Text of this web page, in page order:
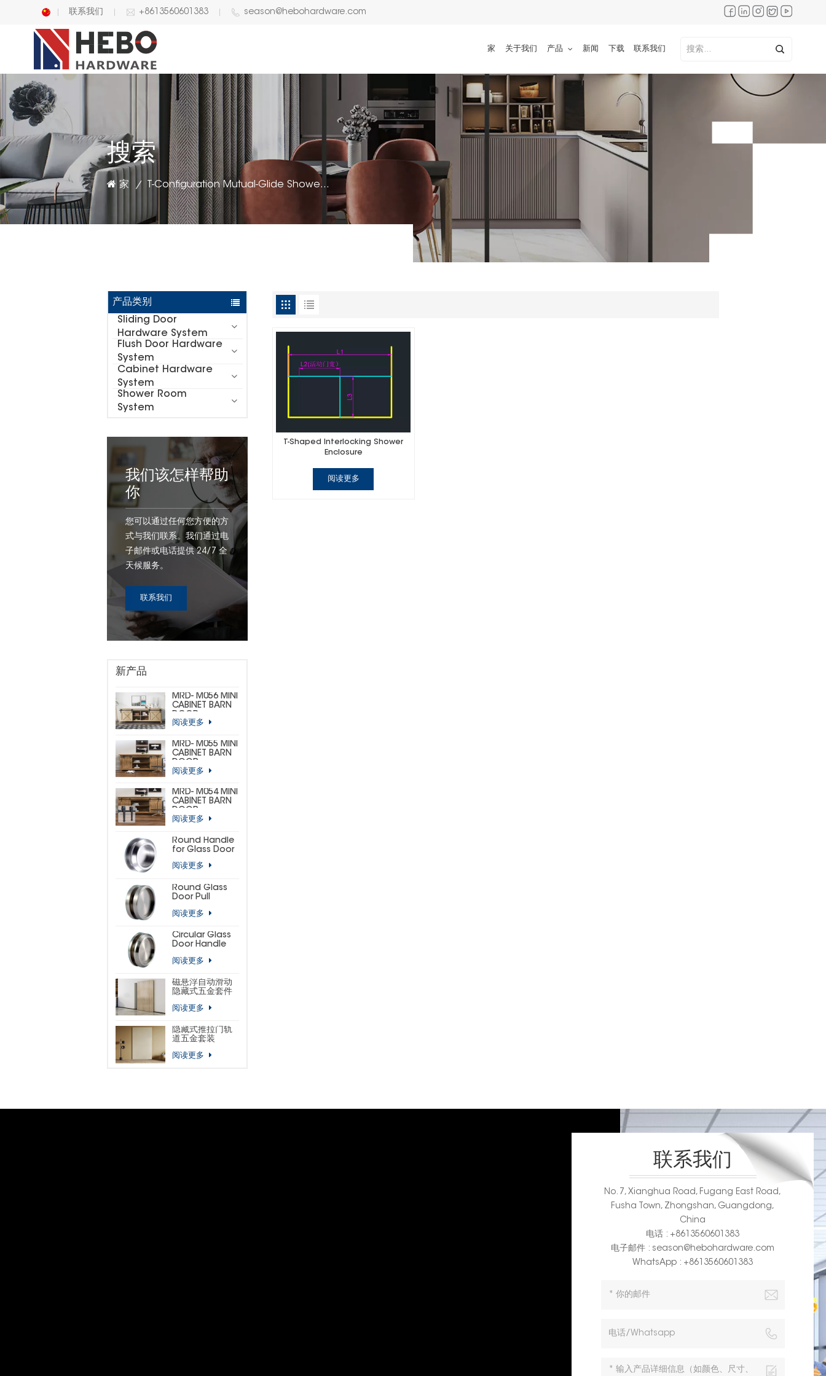
English
联系我们 +8613560601383 season@hebohardware.com
家 关于我们 产品 新闻 下载 联系我们
搜索
家 / T-Configuration Mutual-Glide Shower Booth
产品类别
Sliding Door
Hardware System
Flush Door Hardware
System
Cabinet Hardware
System
Shower Room
System
我们该怎样帮助
你
您可以通过任何您方便的方
式与我们联系。我们通过电
子邮件或电话提供 24/7 全
天候服务。
联系我们
新产品
MRD- M056 MINI
CABINET BARN
HARDWARE KIT
阅读更多
MRD- M055 MINI
CABINET BARN
HARDWARE KIT
HORSESHOE)
阅读更多
MRD- M054 MINI
CABINET BARN
HARDWARE KIT
HORSESHOE)
阅读更多
Round Handle
for Glass Door
阅读更多
Round Glass
Door Pull
阅读更多
Circular Glass
Door Handle
阅读更多
磁悬浮自动滑动
隐藏式五金套件
阅读更多
隐藏式推拉门轨
道五金套装
阅读更多
T-Shaped Interlocking Shower
Enclosure
阅读更多
联系我们
No. 7, Xianghua Road, Fugang East Road,
Fusha Town, Zhongshan, Guangdong,
China
电话 : +8613560601383
电子邮件 : season@hebohardware.com
WhatsApp : +8613560601383